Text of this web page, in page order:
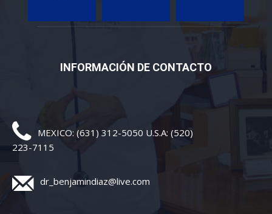
INFORMACIÓN DE CONTACTO
MEXICO: (631) 312-5050 U.S.A: (520)
223-7115
dr_benjamindiaz@live.com